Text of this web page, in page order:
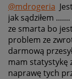
@mdrogeria
jak sądziłem
ze smarta bo
problem ze
darmową
mam statystykę
naprawę tych